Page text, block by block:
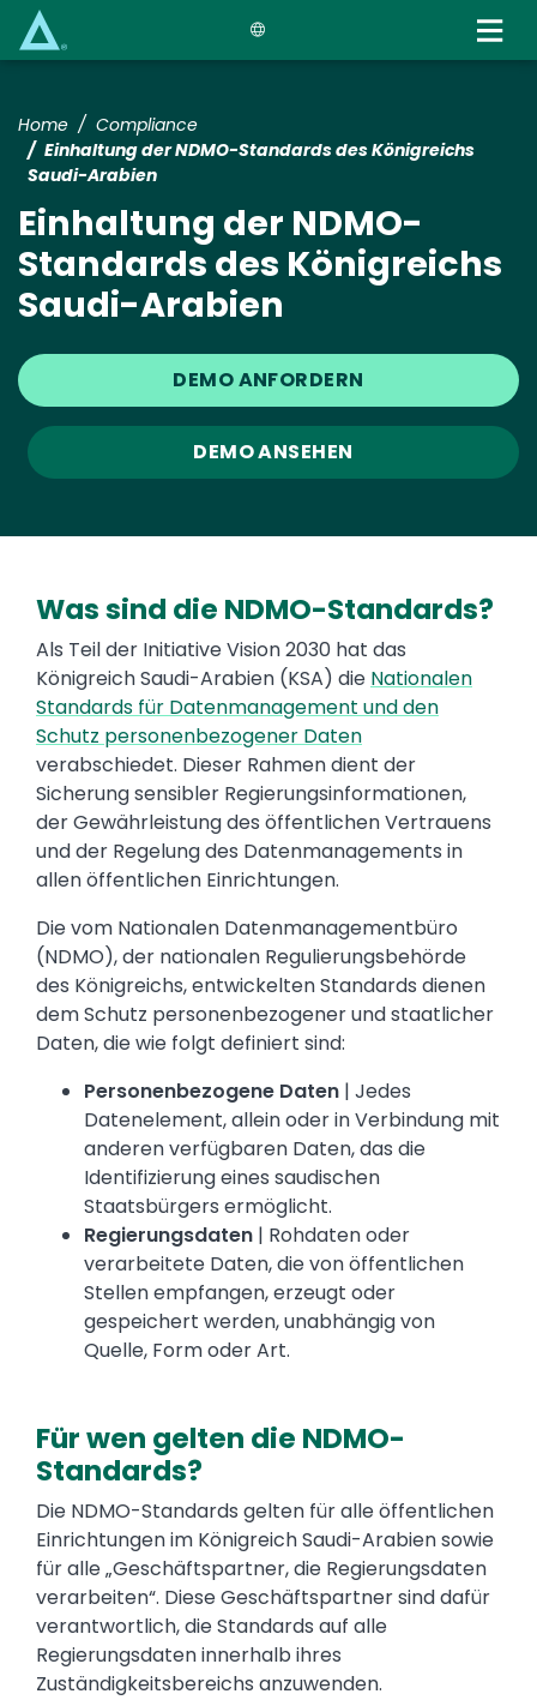
Home
Compliance
Einhaltung der NDMO-Standards des Königreichs
Saudi-Arabien
Einhaltung der NDMO-
Standards des Königreichs
Saudi-Arabien
DEMO ANFORDERN
DEMO ANSEHEN
Was sind die NDMO-Standards?
Text
Als Teil der Initiative Vision 2030 hat das
Königreich Saudi-Arabien (KSA) die Nationalen
Standards für Datenmanagement und den
Schutz personenbezogener Daten
verabschiedet. Dieser Rahmen dient der
Sicherung sensibler Regierungsinformationen,
der Gewährleistung des öffentlichen Vertrauens
und der Regelung des Datenmanagements in
allen öffentlichen Einrichtungen.
Die vom Nationalen Datenmanagementbüro
(NDMO), der nationalen Regulierungsbehörde
des Königreichs, entwickelten Standards dienen
dem Schutz personenbezogener und staatlicher
Daten, die wie folgt definiert sind:
Personenbezogene Daten | Jedes
Datenelement, allein oder in Verbindung mit
anderen verfügbaren Daten, das die
Identifizierung eines saudischen
Staatsbürgers ermöglicht.
Regierungsdaten | Rohdaten oder
verarbeitete Daten, die von öffentlichen
Stellen empfangen, erzeugt oder
gespeichert werden, unabhängig von
Quelle, Form oder Art.
Für wen gelten die NDMO-
Standards?
Text
Die NDMO-Standards gelten für alle öffentlichen
Einrichtungen im Königreich Saudi-Arabien sowie
für alle „Geschäftspartner, die Regierungsdaten
verarbeiten“. Diese Geschäftspartner sind dafür
verantwortlich, die Standards auf alle
Regierungsdaten innerhalb ihres
Zuständigkeitsbereichs anzuwenden.